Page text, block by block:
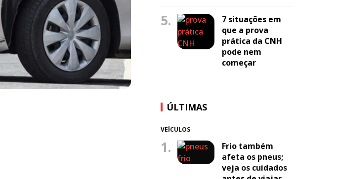
5.
7 situações em
que a prova
prática da CNH
pode nem
começar
ÚLTIMAS
VEÍCULOS
1.
Frio também
afeta os pneus;
veja os cuidados